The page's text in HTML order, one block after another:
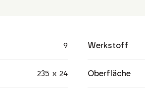
9
235 x 24
Werkstoff
Oberfläche